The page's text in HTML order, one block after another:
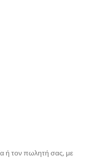
ή τον πωλητή σας, με